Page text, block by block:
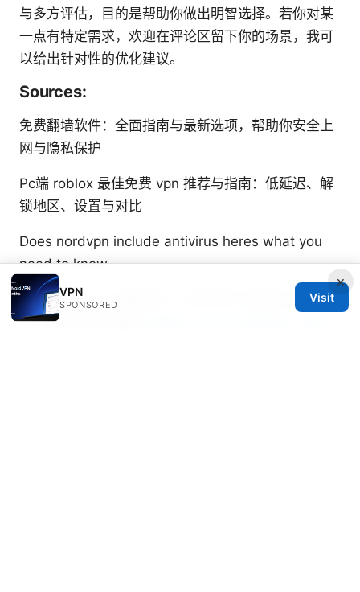
与多方评估，目的是帮助你做出明智选择。若你对某
一点有特定需求，欢迎在评论区留下你的场景，我可
以给出针对性的优化建议。
Sources:
免费翻墙软件：全面指南与最新选项，帮助你安全上
网与隐私保护
Pc端 roblox 最佳免费 vpn 推荐与指南：低延迟、解
锁地区、设置与对比
Does nordvpn include antivirus heres what you
need to know
Clash安装包：完整指南、下载来源与使用技巧，含
VPN设定与安全要点
×
VPN
SPONSORED
Visit